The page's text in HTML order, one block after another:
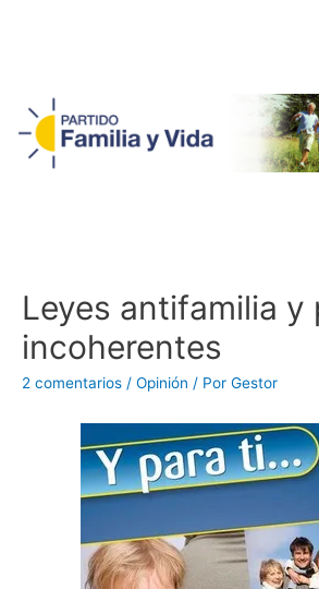
Leyes antifamilia y
incoherentes
2 comentarios / Opinión / Por Gestor